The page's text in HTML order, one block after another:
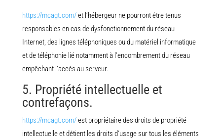
https://mcagt.com/et l’hébergeur ne pourront être tenus
responsables en cas de dysfonctionnement du réseau
Internet, des lignes téléphoniques ou du matériel informatique
et de téléphonie lié notamment à l’encombrement du réseau
empêchant l’accès au serveur.
5. Propriété intellectuelle et
contrefaçons.
https://mcagt.com/est propriétaire des droits de propriété
intellectuelle et détient les droits d’usage sur tous les éléments